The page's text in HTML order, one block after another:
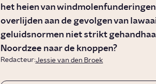
het heien van
overlijden aan de gevolgen van
geluidsnormen niet strikt
Noordzee naar de knoppen?
Redacteur:Jessie van den Broek